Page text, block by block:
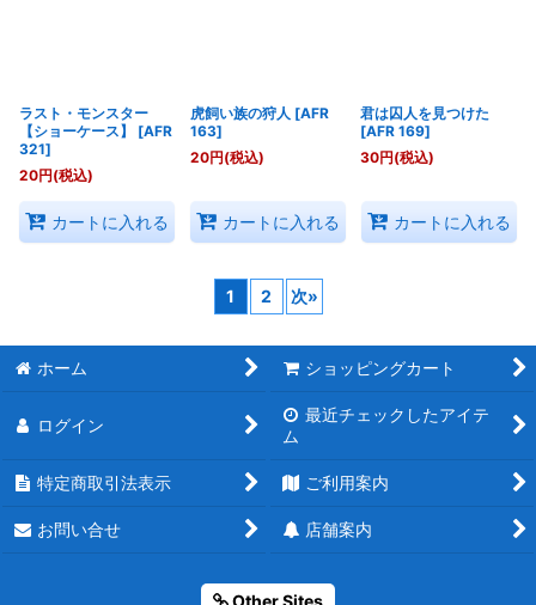
ラスト・モンスター
【ショーケース】
[AFR
321]
20円(税込)
カートに入れる
虎飼い族の狩人 [AFR
163]
20円(税込)
カートに入れる
君は囚人を見つけた
[AFR 169]
30円(税込)
カートに入れる
1 2 次»
ホーム ショッピングカート
ログイン
最近チェックしたアイテ
ム
特定商取引法表示 ご利用案内
お問い合せ 店舗案内
Other Sites